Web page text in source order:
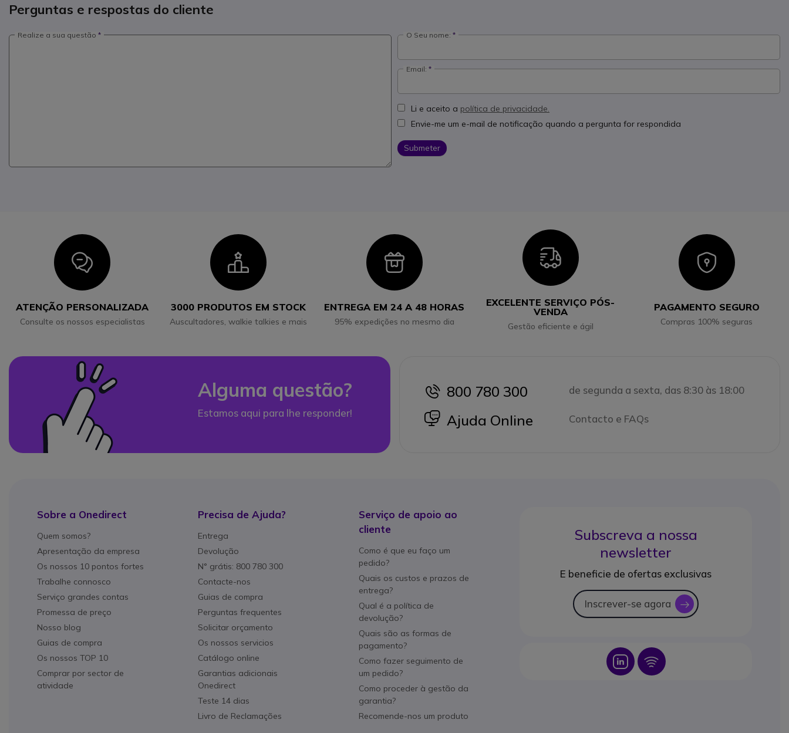
Perguntas e respostas do cliente
Realize a sua questão O Seu nome:
Email:
Li e aceito a política de privacidade.
Envie-me um e-mail de notificação quando a pergunta for respondida
Submeter
Icon
ATENÇÃO PERSONALIZADA
Consulte os nossos especialistas
Icon
3000 PRODUTOS EM STOCK
Auscultadores, walkie talkies e mais
Icon
ENTREGA EM 24 A 48 HORAS
95% expedições no mesmo dia
Icon
EXCELENTE SERVIÇO PÓS-
VENDA
Gestão eficiente e ágil
Icon
PAGAMENTO SEGURO
Compras 100% seguras
Alguma questão?
Estamos aqui para lhe responder!
icon
800 780 300 de segunda a sexta, das 8:30 às 18:00
icon
Ajuda Online Contacto e FAQs
Sobre a Onedirect
Quem somos?
Apresentação da empresa
Os nossos 10 pontos fortes
Trabalhe connosco
Serviço grandes contas
Promessa de preço
Nosso blog
Guias de compra
Os nossos TOP 10
Comprar por sector de
atividade
Precisa de Ajuda?
Entrega
Devolução
N° grátis: 800 780 300
Contacte-nos
Guias de compra
Perguntas frequentes
Solicitar orçamento
Os nossos servicios
Catálogo online
Garantias adicionais
Onedirect
Teste 14 dias
Livro de Reclamações
Serviço de apoio ao
cliente
Como é que eu faço um
pedido?
Quais os custos e prazos de
entrega?
Qual é a política de
devolução?
Quais são as formas de
pagamento?
Como fazer seguimento de
um pedido?
Como proceder à gestão da
garantia?
Recomende-nos um produto
Subscreva a nossa
newsletter
E beneficie de ofertas exclusivas
Inscrever-se agora icon
Icon Icon